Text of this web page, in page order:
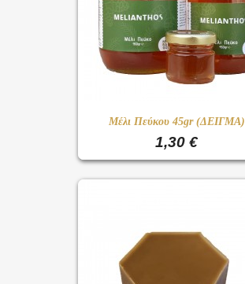
Μέλι Πεύκου 45gr (ΔΕΙΓΜΑ)
1,30 €